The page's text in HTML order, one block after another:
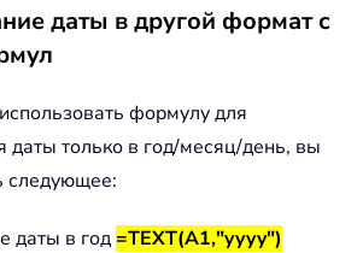
даты в другой формат с
формулу для
даты только в год/месяц/день, вы
следующее:
даты в год=TEXT(A1,"yyyy")